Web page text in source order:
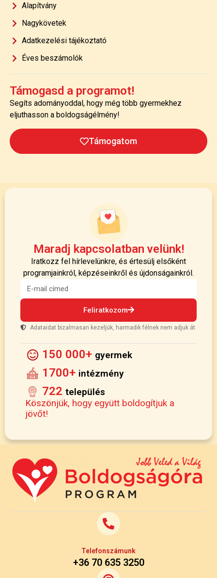
Alapítvány
Nagykövetek
Adatkezelési tájékoztató
Éves beszámolók
Támogasd a programot!
Segíts adományoddal, hogy még több gyermekhez
eljuthasson a boldogságélmény!
Támogatom
Maradj kapcsolatban velünk!
Iratkozz fel hírlevelünkre, és értesülj elsőként
programjainkról, képzéseinkről és újdonságainkról.
Feliratkozom
Adataidat bizalmasan kezeljük, harmadik félnek nem adjuk át
150 000+ gyermek
1700+ intézmény
722 település
Köszönjük, hogy együtt boldogítjuk a
jövőt!
Telefonszámunk
+36 70 635 3250